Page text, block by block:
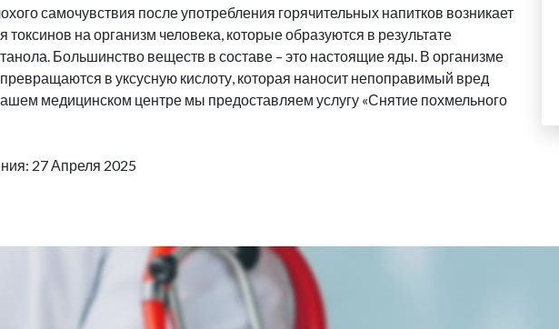
самочувствия после употребления горячительных напитков возникает
токсинов на организм человека, которые образуются в результате
Большинство веществ в составе – это настоящие яды. В организме
в уксусную кислоту, которая наносит непоправимый вред
медицинском центре мы предоставляем услугу «Снятие похмельного
27 Апреля 2025